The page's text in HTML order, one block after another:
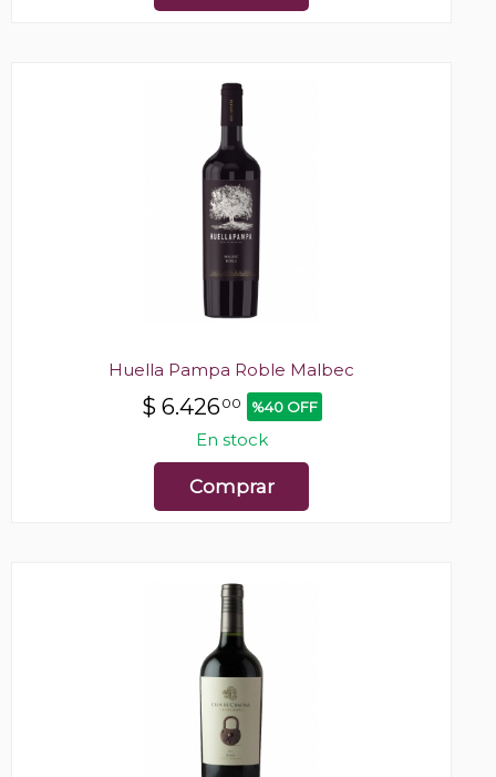
Huella Pampa Roble Malbec
$ 6.42600 %40 OFF
En stock
Comprar